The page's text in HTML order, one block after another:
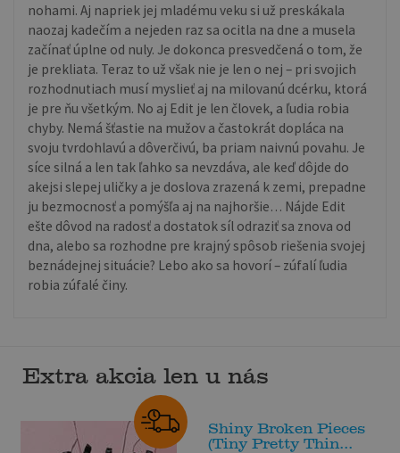
nohami. Aj napriek jej mladému veku si už preskákala
naozaj kadečím a nejeden raz sa ocitla na dne a musela
začínať úplne od nuly. Je dokonca presvedčená o tom, že
je prekliata. Teraz to už však nie je len o nej – pri svojich
rozhodnutiach musí myslieť aj na milovanú dcérku, ktorá
je pre ňu všetkým. No aj Edit je len človek, a ľudia robia
chyby. Nemá šťastie na mužov a častokrát dopláca na
svoju tvrdohlavú a dôverčivú, ba priam naivnú povahu. Je
síce silná a len tak ľahko sa nevzdáva, ale keď dôjde do
akejsi slepej uličky a je doslova zrazená k zemi, prepadne
ju bezmocnosť a pomýšľa aj na najhoršie… Nájde Edit
ešte dôvod na radosť a dostatok síl odraziť sa znova od
dna, alebo sa rozhodne pre krajný spôsob riešenia svojej
beznádejnej situácie? Lebo ako sa hovorí – zúfalí ľudia
robia zúfalé činy.
Extra akcia len u nás
Shiny Broken Pieces
(Tiny Pretty Thin...